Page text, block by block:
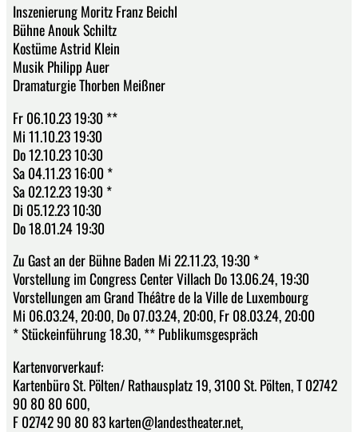
Inszenierung Moritz Franz Beichl
Bühne Anouk Schiltz
Kostüme Astrid Klein
Musik Philipp Auer
Dramaturgie Thorben Meißner
Fr 06.10.23 19:30 **
Mi 11.10.23 19:30
Do 12.10.23 10:30
Sa 04.11.23 16:00 *
Sa 02.12.23 19:30 *
Di 05.12.23 10:30
Do 18.01.24 19:30
Zu Gast an der Bühne Baden Mi 22.11.23, 19:30 *
Vorstellung im Congress Center Villach Do 13.06.24, 19:30
Vorstellungen am Grand Théâtre de la Ville de Luxembourg
Mi 06.03.24, 20:00, Do 07.03.24, 20:00, Fr 08.03.24, 20:00
* Stückeinführung 18.30, ** Publikumsgespräch
Kartenvorverkauf:
Kartenbüro St. Pölten/ Rathausplatz 19, 3100 St. Pölten, T 02742
90 80 80 600,
F 02742 90 80 83 karten@landestheater.net,